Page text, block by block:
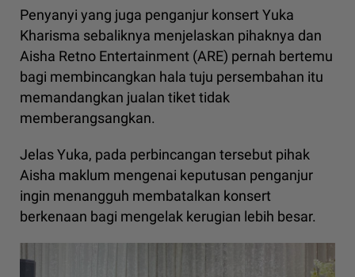
Penyanyi yang juga penganjur konsert Yuka
Kharisma sebaliknya menjelaskan pihaknya dan
Aisha Retno Entertainment (ARE) pernah bertemu
bagi membincangkan hala tuju persembahan itu
memandangkan jualan tiket tidak
memberangsangkan.
Jelas Yuka, pada perbincangan tersebut pihak
Aisha maklum mengenai keputusan penganjur
ingin menangguh membatalkan konsert
berkenaan bagi mengelak kerugian lebih besar.